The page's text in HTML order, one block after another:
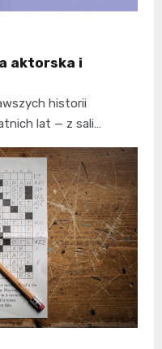
aktorska i
historii
lat — z sali…